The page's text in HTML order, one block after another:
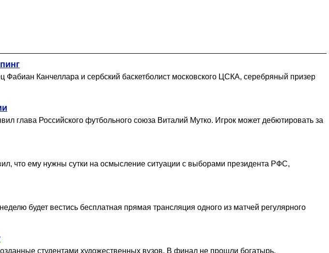
Канчеллара и сербский баскетболист московского ЦСКА, серебряный призер
глава Российского футбольного союза Виталий Мутко. Игрок может дебютировать за
что ему нужны сутки на осмысление ситуации с выборами президента РФС,
будет вестись бесплатная прямая трансляция одного из матчей регулярного
студентами художественных вузов. В финал не прошли богатырь,